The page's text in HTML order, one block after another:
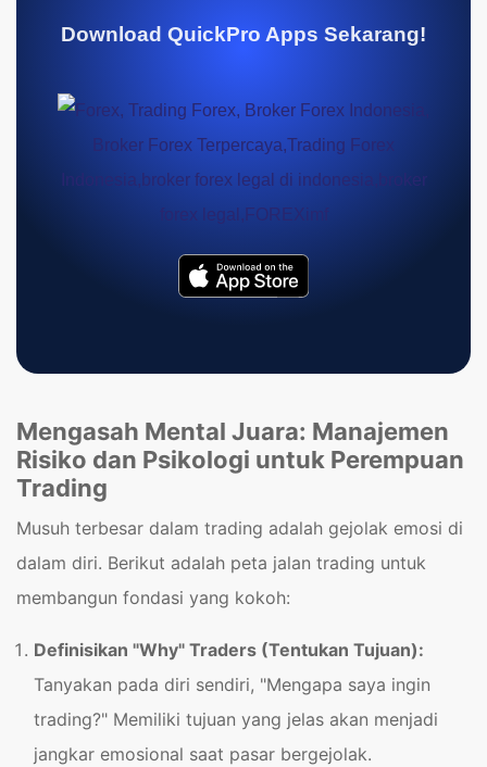
Download QuickPro Apps Sekarang!
Mengasah Mental Juara: Manajemen
Risiko dan Psikologi untuk Perempuan
Trading
Musuh terbesar dalam trading adalah gejolak emosi di
dalam diri. Berikut adalah peta jalan trading untuk
membangun fondasi yang kokoh:
Definisikan "Why" Traders (Tentukan Tujuan):
Tanyakan pada diri sendiri, "Mengapa saya ingin
trading?" Memiliki tujuan yang jelas akan menjadi
jangkar emosional saat pasar bergejolak.